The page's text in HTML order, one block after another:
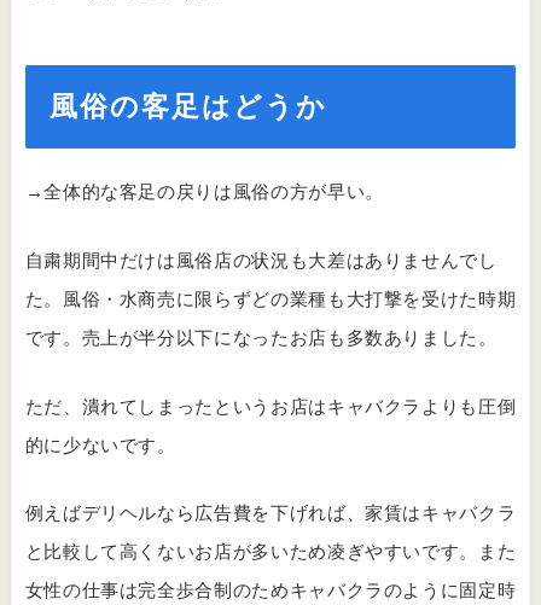
風俗の客足はどうか
→全体的な客足の戻りは風俗の方が早い。
自粛期間中だけは風俗店の状況も大差はありませんでし
た。風俗・水商売に限らずどの業種も大打撃を受けた時期
です。売上が半分以下になったお店も多数ありました。
ただ、潰れてしまったというお店はキャバクラよりも圧倒
的に少ないです。
例えばデリヘルなら広告費を下げれば、家賃はキャバクラ
と比較して高くないお店が多いため凌ぎやすいです。また
女性の仕事は完全歩合制のためキャバクラのように固定時